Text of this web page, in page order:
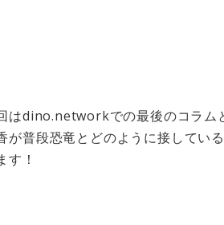
dino.networkでの最後のコラム
普段恐竜とどのように接してい
！